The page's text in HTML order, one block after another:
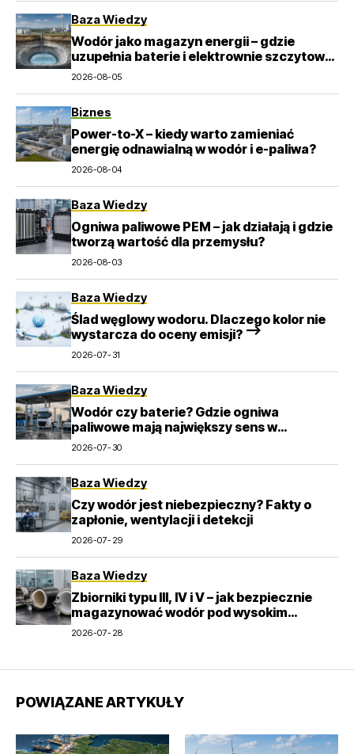
Baza Wiedzy
Wodór jako magazyn energii – gdzie
uzupełnia baterie i elektrownie szczytowo-
pompowe?
2026-08-05
Biznes
Power-to-X – kiedy warto zamieniać
energię odnawialną w wodór i e-paliwa?
2026-08-04
Baza Wiedzy
Ogniwa paliwowe PEM – jak działają i gdzie
tworzą wartość dla przemysłu?
2026-08-03
Baza Wiedzy
Ślad węglowy wodoru. Dlaczego kolor nie
wystarcza do oceny emisji? –>
2026-07-31
Baza Wiedzy
Wodór czy baterie? Gdzie ogniwa
paliwowe mają największy sens w
transporcie
2026-07-30
Baza Wiedzy
Czy wodór jest niebezpieczny? Fakty o
zapłonie, wentylacji i detekcji
2026-07-29
Baza Wiedzy
Zbiorniki typu III, IV i V – jak bezpiecznie
magazynować wodór pod wysokim
ciśnieniem?
2026-07-28
POWIĄZANE ARTYKUŁY